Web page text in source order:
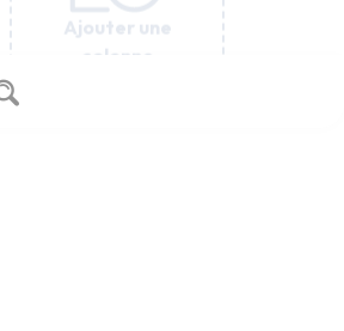
Ajouter une
colonne
Ajouter une
colonne
Ajouter une
colonne
Ajouter une
colonne
Ajouter une
colonne
Ajouter une
colonne